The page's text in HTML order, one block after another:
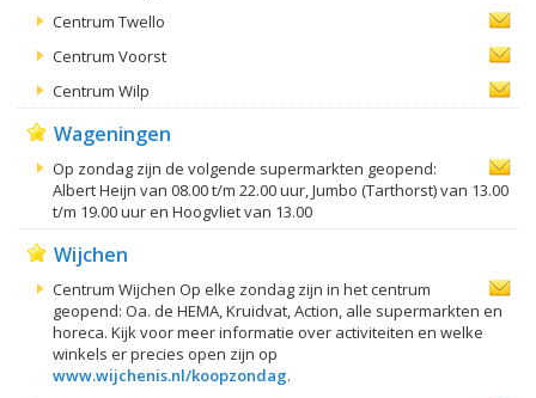
Centrum Twello
Centrum Voorst
Centrum Wilp
Wageningen
Op zondag zijn de volgende supermarkten geopend:
Albert Heijn van 08.00 t/m 22.00 uur, Jumbo (Tarthorst) van 13.00
t/m 19.00 uur en Hoogvliet van 13.00
Wijchen
Centrum Wijchen Op elke zondag zijn in het centrum
geopend: Oa. de HEMA, Kruidvat, Action, alle supermarkten en
horeca. Kijk voor meer informatie over activiteiten en welke
winkels er precies open zijn op
www.wijchenis.nl/koopzondag.